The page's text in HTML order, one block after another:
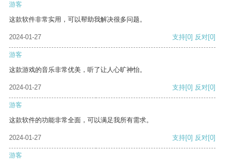
游客
这款软件非常实用，可以帮助我解决很多问题。
2024-01-27 支持[0] 反对[0]
游客
这款游戏的音乐非常优美，听了让人心旷神怡。
2024-01-27 支持[0] 反对[0]
游客
这款软件的功能非常全面，可以满足我所有需求。
2024-01-27 支持[0] 反对[0]
游客